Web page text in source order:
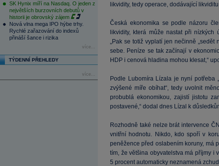
SK Hynix míří na Nasdaq. O jeden z
největších burzovních debutů v
historii je obrovský zájem
Nová vlna mega IPO hýbe trhy.
Rychlé zařazování do indexů
přináší šance i rizika
více...
TÝDENNÍ PŘEHLEDY
více...
likvidity, tedy operace, dodávající
Česká ekonomika se podle názoru
likvidity, která může nastat při
„Pak se totiž vyplatí jen nečinně
sebe. Peníze se tak začínají v
HDP i cenová hladina mohou klesat,“
Podle Lubomíra Lízala je nyní potřeba
zvýšené míře obíhat“, tedy uvolnit
probublá ekonomikou, zajistí jistotu
postavené,“ dodal dnes Lízal k
Rozhodně také nelze brát intervence
vnitřní hodnotu. Nikdo, kdo spoří v
peněžence před oslabením koruny, má
tím, že většina obyvatelstva má příjmy i
5 procent automaticky neznamená